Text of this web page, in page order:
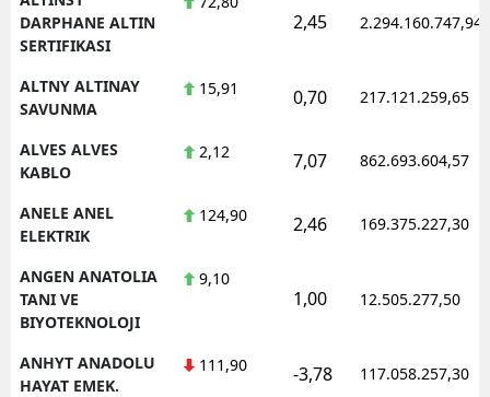
DARPHANE ALTIN
SERTIFIKASI
2,45 2.294.160.747,94
ALTNY ALTINAY
SAVUNMA
15,91 0,70 217.121.259,65
ALVES ALVES
KABLO
2,12 7,07 862.693.604,57
ANELE ANEL
ELEKTRIK
124,90 2,46 169.375.227,30
ANGEN ANATOLIA
TANI VE
BIYOTEKNOLOJI
9,10
1,00 12.505.277,50
ANHYT ANADOLU
HAYAT EMEK.
111,90 -3,78 117.058.257,30